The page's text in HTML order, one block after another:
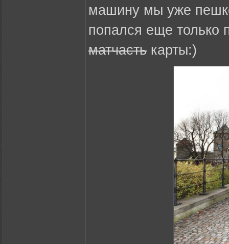
машину мы уже
попался еще только
матчасть карты:)